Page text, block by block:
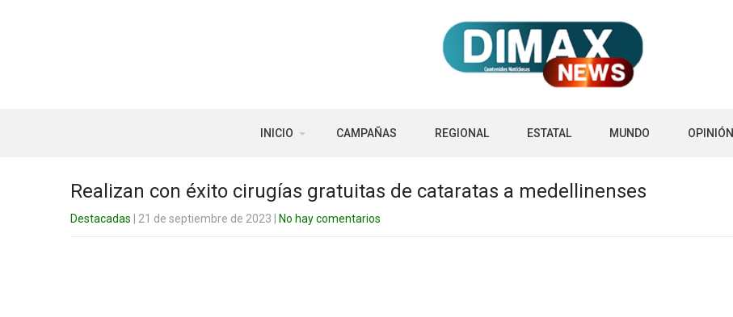
INICIO CAMPAÑAS REGIONAL ESTATAL MUNDO OPINIÓN
Realizan con éxito cirugías gratuitas de cataratas a medellinenses
Destacadas | 21 de septiembre de 2023 No hay comentarios